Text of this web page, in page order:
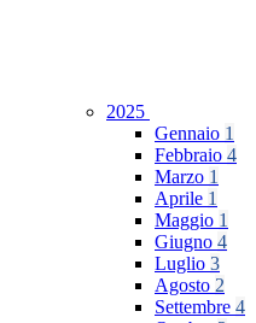
2025
Gennaio 1
Febbraio 4
Marzo 1
Aprile 1
Maggio 1
Giugno 4
Luglio 3
Agosto 2
Settembre 4